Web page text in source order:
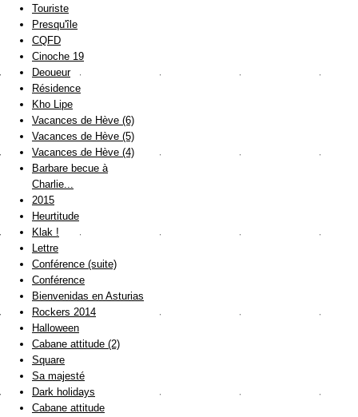
Touriste
Presqu'île
CQFD
Cinoche 19
Deoueur
Résidence
Kho Lipe
Vacances de Hève (6)
Vacances de Hève (5)
Vacances de Hève (4)
Barbare becue à
Charlie...
2015
Heurtitude
Klak !
Lettre
Conférence (suite)
Conférence
Bienvenidas en Asturias
Rockers 2014
Halloween
Cabane attitude (2)
Square
Sa majesté
Dark holidays
Cabane attitude